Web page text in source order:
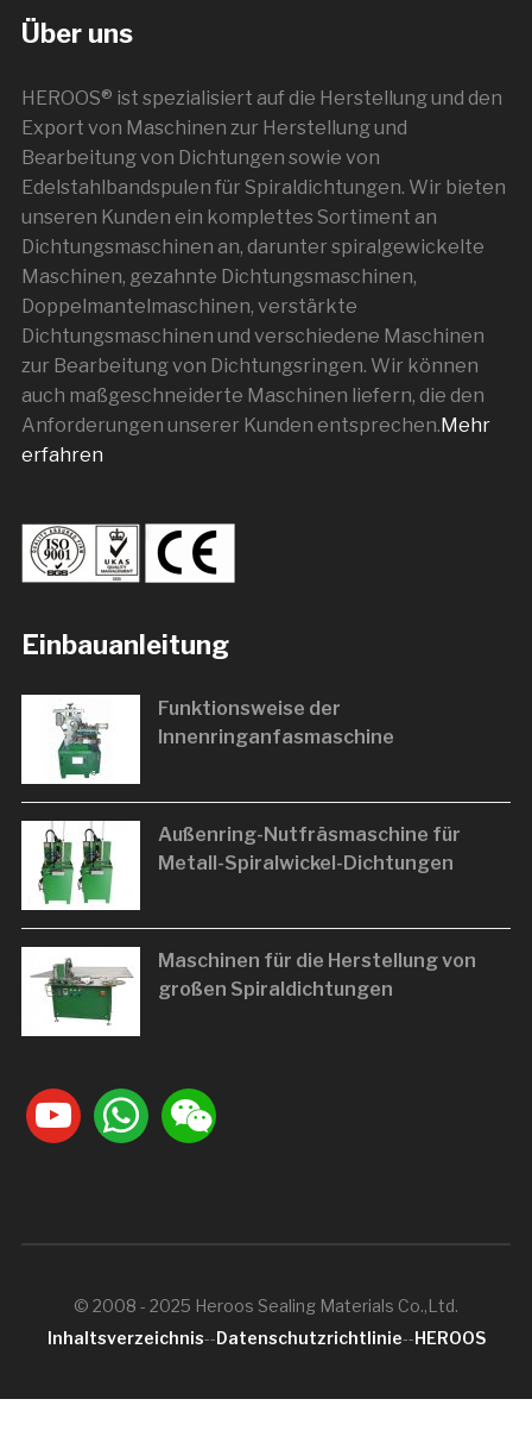
Über uns
HEROOS® ist spezialisiert auf die Herstellung und den
Export von Maschinen zur Herstellung und
Bearbeitung von Dichtungen sowie von
Edelstahlbandspulen für Spiraldichtungen. Wir bieten
unseren Kunden ein komplettes Sortiment an
Dichtungsmaschinen an, darunter spiralgewickelte
Maschinen, gezahnte Dichtungsmaschinen,
Doppelmantelmaschinen, verstärkte
Dichtungsmaschinen und verschiedene Maschinen
zur Bearbeitung von Dichtungsringen. Wir können
auch maßgeschneiderte Maschinen liefern, die den
Anforderungen unserer Kunden entsprechen.Mehr
erfahren
Einbauanleitung
Funktionsweise der
Innenringanfasmaschine
Außenring-Nutfräsmaschine für
Metall-Spiralwickel-Dichtungen
Maschinen für die Herstellung von
großen Spiraldichtungen
youtubewhatsappweixin
© 2008 - 2025 Heroos Sealing Materials Co.,Ltd.
Inhaltsverzeichnis--Datenschutzrichtlinie--HEROOS